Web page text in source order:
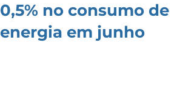
0,5% no consumo de
energia em junho